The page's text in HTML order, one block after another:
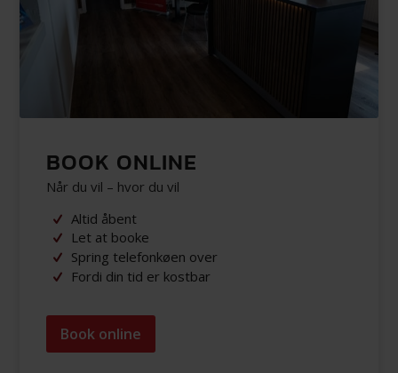
BOOK ONLINE
Når du vil – hvor du vil
Altid åbent
Let at booke
Spring telefonkøen over
Fordi din tid er kostbar
Book online